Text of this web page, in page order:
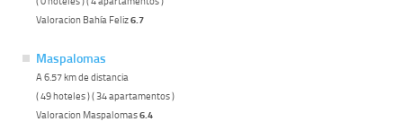
Valoracion Bahía Feliz6.7
Maspalomas
A 6.57 km de distancia
( 49 hoteles ) ( 34 apartamentos )
Valoracion Maspalomas6.4